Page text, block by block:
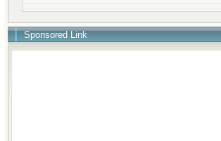
Sponsored Link